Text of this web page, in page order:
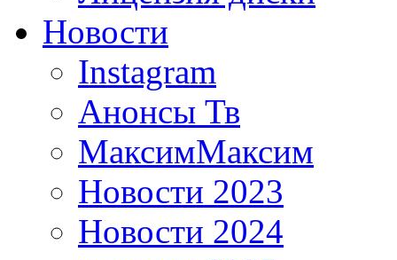
Новости
Instagram
Анонсы Тв
МаксимМаксим
Новости 2023
Новости 2024